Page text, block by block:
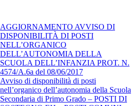
AGGIORNAMENTO AVVISO DI
DISPONIBILITÀ DI POSTI
NELL’ORGANICO
DELL’AUTONOMIA DELLA
SCUOLA DELL’INFANZIA PROT. N.
4574/A.6a del 08/06/2017
Avviso di disponibilità di posti
nell’organico dell’autonomia della Scuola
Secondaria di Primo Grado – POSTI DI